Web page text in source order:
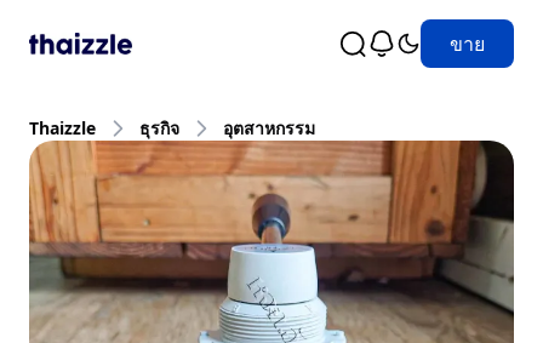
ขาย
Thaizzle ธุรกิจ อุตสาหกรรม